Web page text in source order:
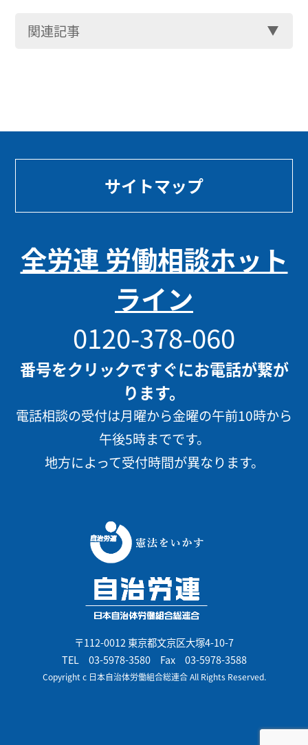
関連記事
サイトマップ
全労連 労働相談ホット
ライン
0120-378-060
番号をクリックですぐにお電話が繋が
ります。
電話相談の受付は月曜から金曜の午前10時から
午後5時までです。
地方によって受付時間が異なります。
〒112-0012 東京都文京区大塚4-10-7
TEL 03-5978-3580Fax 03-5978-3588
Copyright c 日本自治体労働組合総連合 All Rights Reserved.